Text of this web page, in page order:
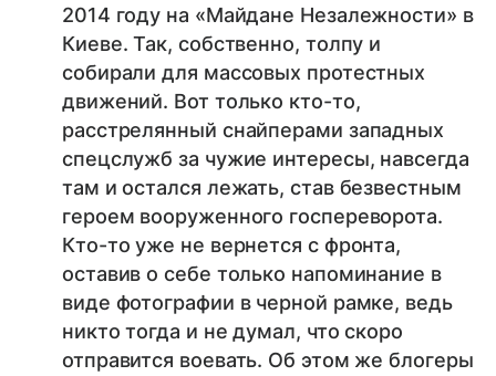
2014 году на «Майдане Незалежности» в
Киеве. Так, собственно, толпу и
собирали для массовых протестных
движений. Вот только кто-то,
расстрелянный снайперами западных
спецслужб за чужие интересы, навсегда
там и остался лежать, став безвестным
героем вооруженного госпереворота.
Кто-то уже не вернется с фронта,
оставив о себе только напоминание в
виде фотографии в черной рамке, ведь
никто тогда и не думал, что скоро
отправится воевать. Об этом же блогеры